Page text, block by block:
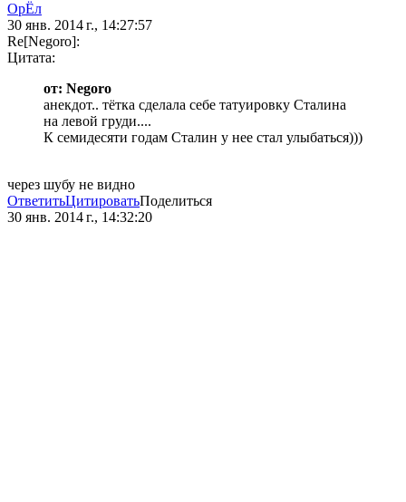
ОрЁл
30 янв. 2014 г., 14:27:57
Re[Negoro]:
Цитата:
от: Negoro
анекдот.. тётка сделала себе татуировку Сталина
на левой груди....
К семидесяти годам Сталин у нее стал улыбаться)))
через шубу не видно
ОтветитьЦитироватьПоделиться
30 янв. 2014 г., 14:32:20